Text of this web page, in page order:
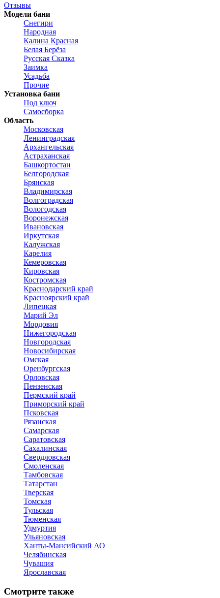
Отзывы
Модели бани
Снегири
Народная
Калина Красная
Белая Берёза
Русская Сказка
Заимка
Усадьба
Прочие
Установка бани
Под ключ
Самосборка
Область
Московская
Ленинградская
Архангельская
Астраханская
Башкортостан
Белгородская
Брянская
Владимирская
Волгоградская
Вологодская
Воронежская
Ивановская
Иркутская
Калужская
Карелия
Кемеровская
Кировская
Костромская
Краснодарский край
Красноярский край
Липецкая
Марий Эл
Мордовия
Нижегородская
Новгородская
Новосибирская
Омская
Оренбургская
Орловская
Пензенская
Пермский край
Приморский край
Псковская
Рязанская
Самарская
Саратовская
Сахалинская
Свердловская
Смоленская
Тамбовская
Татарстан
Тверская
Томская
Тульская
Тюменская
Удмуртия
Ульяновская
Ханты-Мансийский АО
Челябинская
Чувашия
Ярославская
Смотрите также